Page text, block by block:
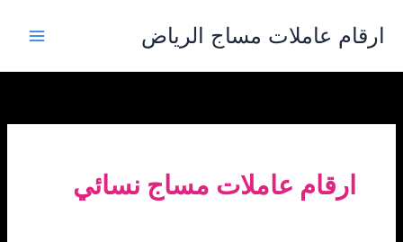
المحتوى
ارقام عاملات مساج الرياض
ارقام عاملات مساج نسائي